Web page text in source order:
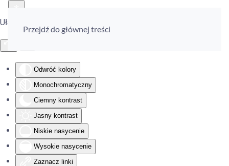
Ułatwienia dostępu
Odwróć kolory
Monochromatyczny
Ciemny kontrast
Jasny kontrast
Niskie nasycenie
Wysokie nasycenie
Zaznacz linki
Przejdź do głównej treści